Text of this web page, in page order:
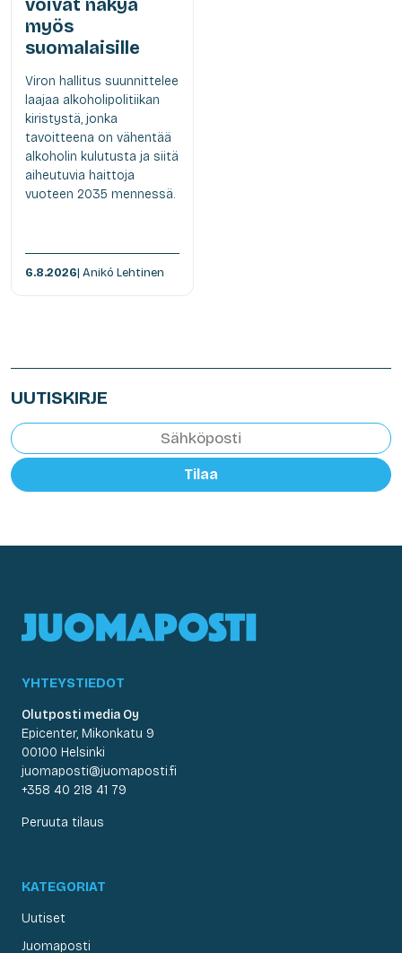
voivat näkyä
myös
suomalaisille
Viron hallitus suunnittelee
laajaa alkoholipolitiikan
kiristystä, jonka
tavoitteena on vähentää
alkoholin kulutusta ja siitä
aiheutuvia haittoja
vuoteen 2035 mennessä.
6.8.2026| Anikó Lehtinen
UUTISKIRJE
Tilaa
YHTEYSTIEDOT
Olutposti media Oy
Epicenter, Mikonkatu 9
00100 Helsinki
juomaposti@juomaposti.fi
+358 40 218 41 79
Peruuta tilaus
KATEGORIAT
Uutiset
Juomaposti